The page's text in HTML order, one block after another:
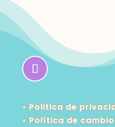
• Politica de
•Política de